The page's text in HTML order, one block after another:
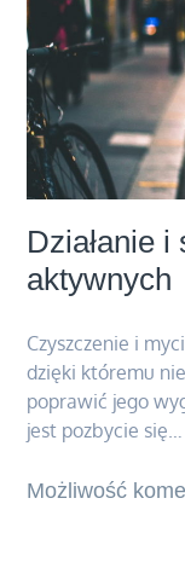
Działanie
aktywnych
Czyszczenie i
dzięki któremu
poprawić jego
jest pozbycie się…
Możliwość